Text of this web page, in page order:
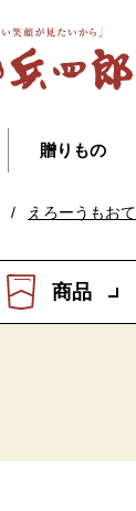
贈りもの
/ えろーうもお
商品